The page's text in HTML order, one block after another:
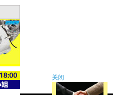
关闭